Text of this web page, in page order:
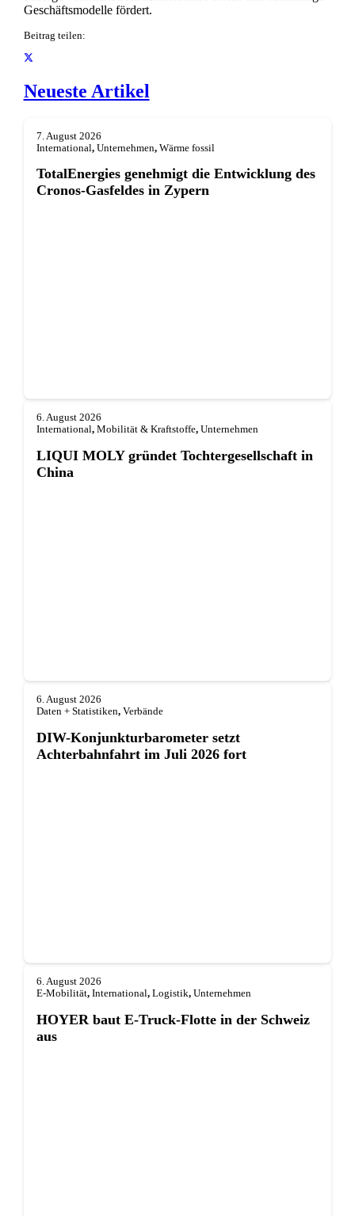
Geschäftsmodelle fördert.
Beitrag teilen:
Neueste Artikel
7. August 2026
International, Unternehmen, Wärme fossil
TotalEnergies genehmigt die Entwicklung des
Cronos-Gasfeldes in Zypern
6. August 2026
International, Mobilität & Kraftstoffe, Unternehmen
LIQUI MOLY gründet Tochterge­sellschaft in
China
6. August 2026
Daten + Statistiken, Verbände
DIW-Konjunkturbarometer setzt
Achterbahnfahrt im Juli 2026 fort
6. August 2026
E-Mobilität, International, Logistik, Unternehmen
HOYER baut E-Truck-Flotte in der Schweiz
aus